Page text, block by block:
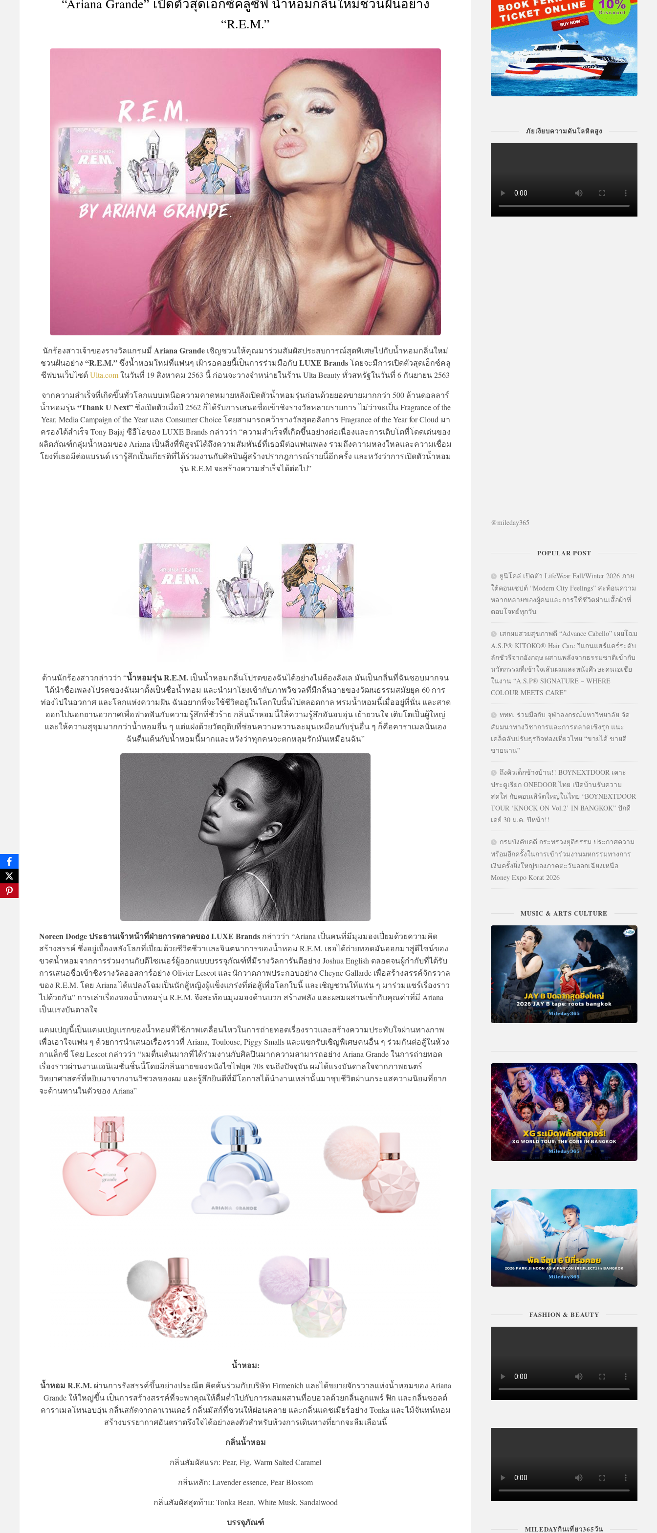
“Ariana Grande” เปิดตัวสุดเอ็กซ์คลูซีฟ น้ำหอมกลิ่นใหม่ชวนฝันอย่าง
“R.E.M.”
นักร้องสาวเจ้าของรางวัลแกรมมี่ Ariana Grande เชิญชวนให้คุณมาร่วมสัมผัสประสบการณ์สุดพิเศษไปกับน้ำหอมกลิ่นใหม่
ชวนฝันอย่าง “R.E.M.”ซึ่งน้ำหอมใหม่ที่แฟนๆ เฝ้ารอคอยนี้เป็นการร่วมมือกับ LUXE Brandsโดยจะมีการเปิดตัวสุดเอ็กซ์คลู
ซีฟบนเว็บไซต์Ulta.comในวันที่ 19 สิงหาคม 2563 นี้ ก่อนจะวางจำหน่ายในร้าน Ulta Beauty ทั่วสหรัฐในวันที่ 6 กันยายน 2563
จากความสำเร็จที่เกิดขึ้นทั่วโลกแบบเหนือความคาดหมายหลังเปิดตัวน้ำหอมรุ่นก่อนด้วยยอดขายมากกว่า 500 ล้านดอลลาร์
น้ำหอมรุ่น“Thank U Next”ซึ่งเปิดตัวเมื่อปี 2562 ก็ได้รับการเสนอชื่อเข้าชิงรางวัลหลายรายการ ไม่ว่าจะเป็น Fragrance of the
Year, Media Campaign of the Year และ Consumer Choice โดยสามารถคว้ารางวัลสุดอลังการ Fragrance of the Year for Cloud มา
ครองได้สำเร็จ Tony Bajaj ซีอีโอของ LUXE Brands กล่าวว่า “ความสำเร็จที่เกิดขึ้นอย่างต่อเนื่องและการเติบโตที่โดดเด่นของ
ผลิตภัณฑ์กลุ่มน้ำหอมของ Ariana เป็นสิ่งที่พิสูจน์ได้ถึงความสัมพันธ์ที่เธอมีต่อแฟนเพลง รวมถึงความหลงใหลและความเชื่อม
โยงที่เธอมีต่อแบรนด์ เรารู้สึกเป็นเกียรติที่ได้ร่วมงานกับศิลปินผู้สร้างปรากฎการณ์รายนี้อีกครั้ง และหวังว่าการเปิดตัวน้ำหอม
รุ่น R.E.M จะสร้างความสำเร็จได้ต่อไป”
ด้านนักร้องสาวกล่าวว่า “น้ำหอมรุ่น R.E.M. เป็นน้ำหอมกลิ่นโปรดของฉันได้อย่างไม่ต้องลังเล มันเป็นกลิ่นที่ฉันชอบมากจน
ได้นำชื่อเพลงโปรดของฉันมาตั้งเป็นชื่อน้ำหอม และนำมาโยงเข้ากับภาพวิชวลที่มีกลิ่นอายของวัฒนธรรมสมัยยุค 60 การ
ท่องไปในอวกาศ และโลกแห่งความฝัน ฉันอยากที่จะใช้ชีวิตอยู่ในโลกใบนั้นไปตลอดกาล พรมน้ำหอมนี้เมื่ออยู่ที่นั่น และสาด
ออกไปนอกยานอวกาศเพื่อฟาดฟันกับความรู้สึกที่ชั่วร้าย กลิ่นน้ำหอมนี้ให้ความรู้สึกอันอบอุ่น เย้ายวนใจ เติบโตเป็นผู้ใหญ่
และให้ความสุขุมมากกว่าน้ำหอมอื่น ๆ แต่แฝงด้วยวัตถุดิบที่ซ่อนความหวานละมุนเหมือนกับรุ่นอื่น ๆ ก็คือคาราเมลนั่นเอง
ฉันตื่นเต้นกับน้ำหอมนี้มากและหวังว่าทุกคนจะตกหลุมรักมันเหมือนฉัน”
Noreen Dodge ประธานเจ้าหน้าที่ฝ่ายการตลาดของ LUXE Brands กล่าวว่า “Ariana เป็นคนที่มีมุมมองเปี่ยมด้วยความคิด
สร้างสรรค์ ซึ่งอยู่เบื้องหลังโลกที่เปี่ยมด้วยชีวิตชีวาและจินตนาการของน้ำหอม R.E.M. เธอได้ถ่ายทอดมันออกมาสู่ดีไซน์ของ
ขวดน้ำหอมจากการร่วมงานกับดีไซเนอร์ผู้ออกแบบบรรจุภัณฑ์ที่มีรางวัลการันตีอย่าง Joshua English ตลอดจนผู้กำกับที่ได้รับ
การเสนอชื่อเข้าชิงรางวัลออสการ์อย่าง Olivier Lescot และนักวาดภาพประกอบอย่าง Cheyne Gallarde เพื่อสร้างสรรค์จักรวาล
ของ R.E.M. โดย Ariana ได้แปลงโฉมเป็นนักสู้หญิงผู้แข็งแกร่งที่ต่อสู้เพื่อโลกใบนี้ และเชิญชวนให้แฟน ๆ มาร่วมแชร์เรื่องราว
ไปด้วยกัน” การเล่าเรื่องของน้ำหอมรุ่น R.E.M. จึงสะท้อนมุมมองด้านบวก สร้างพลัง และผสมผสานเข้ากับคุณค่าที่มี Ariana
เป็นแรงบันดาลใจ
แคมเปญนี้เป็นแคมเปญแรกของน้ำหอมที่ใช้ภาพเคลื่อนไหวในการถ่ายทอดเรื่องราวและสร้างความประทับใจผ่านทางภาพ
เพื่อเอาใจแฟน ๆ ด้วยการนำเสนอเรื่องราวที่ Ariana, Toulouse, Piggy Smalls และแขกรับเชิญพิเศษคนอื่น ๆ ร่วมกันต่อสู้ในห้วง
กาแล็กซี่ โดย Lescot กล่าวว่า “ผมตื่นเต้นมากที่ได้ร่วมงานกับศิลปินมากความสามารถอย่าง Ariana Grande ในการถ่ายทอด
เรื่องราวผ่านงานแอนิเมชั่นชิ้นนี้โดยมีกลิ่นอายของหนังไซไฟยุค 70s จนถึงปัจจุบัน ผมได้แรงบันดาลใจจากภาพยนตร์
วิทยาศาสตร์ที่หยิบมาจากงานวิชวลของผม และรู้สึกยินดีที่มีโอกาสได้นำงานเหล่านั้นมาชุบชีวิตผ่านกระแสความนิยมที่ยาก
จะต้านทานในตัวของ Ariana”
น้ำหอม:
น้ำหอม R.E.M.ผ่านการรังสรรค์ขึ้นอย่างประณีต คิดค้นร่วมกับบริษัท Firmenich และได้ขยายจักรวาลแห่งน้ำหอมของ Ariana
Grande ให้ใหญ่ขึ้น เป็นการสร้างสรรค์ที่จะพาคุณให้ดื่มด่ำไปกับการผสมผสานที่อบอวลด้วยกลิ่นลูกแพร์ ฟิก และกลิ่นซอลต์
คาราเมลโทนอบอุ่น กลิ่นสกัดจากลาเวนเดอร์ กลิ่นมัสก์ที่ชวนให้ผ่อนคลาย และกลิ่นแคชเมียร์อย่าง Tonka และไม้จันทน์หอม
สร้างบรรยากาศอันตราตรึงใจได้อย่างลงตัวสำหรับห้วงการเดินทางที่ยากจะลืมเลือนนี้
กลิ่นน้ำหอม
กลิ่นสัมผัสแรก: Pear, Fig, Warm Salted Caramel
กลิ่นหลัก: Lavender essence, Pear Blossom
กลิ่นสัมผัสสุดท้าย: Tonka Bean, White Musk, Sandalwood
บรรจุภัณฑ์
ภัยเงียบความดันโลหิตสูง
@mileday365
POPULAR POST
ยูนิโคล่ เปิดตัว LifeWear Fall/Winter 2026 ภาย
ใต้คอนเซปต์ “Modern City Feelings” สะท้อนความ
หลากหลายของผู้คนและการใช้ชีวิตผ่านเสื้อผ้าที่
ตอบโจทย์ทุกวัน
เสกผมสวยสุขภาพดี “Advance Cabello” เผยโฉม
A.S.P® KITOKO® Hair Care วีแกนแฮร์แคร์ระดับ
ลักชัวรีจากอังกฤษ ผสานพลังจากธรรมชาติเข้ากับ
นวัตกรรมที่เข้าใจเส้นผมและหนังศีรษะคนเอเชีย
ในงาน “A.S.P® SIGNATURE – WHERE
COLOUR MEETS CARE”
ททท. ร่วมมือกับ จุฬาลงกรณ์มหาวิทยาลัย จัด
สัมมนาทางวิชาการและการตลาดเชิงรุก แนะ
เคล็ดลับปรับธุรกิจท่องเที่ยวไทย “ขายได้ ขายดี
ขายนาน”
ถึงคิวเด็กข้างบ้าน!! BOYNEXTDOOR เคาะ
ประตูเรียก ONEDOOR ไทย เปิดบ้านรับความ
สดใส กับคอนเสิร์ตใหญ่ในไทย “BOYNEXTDOOR
TOUR ‘KNOCK ON Vol.2’ IN BANGKOK” ปักดี
เดย์ 30 ม.ค. ปีหน้า!!
กรมบังคับคดี กระทรวงยุติธรรม ประกาศความ
พร้อมอีกครั้งในการเข้าร่วมงานมหกรรมทางการ
เงินครั้งยิ่งใหญ่ของภาคตะวันออกเฉียงเหนือ
Money Expo Korat 2026
MUSIC & ARTS CULTURE
FASHION & BEAUTY
MILEDAYกินเที่ยว365วัน